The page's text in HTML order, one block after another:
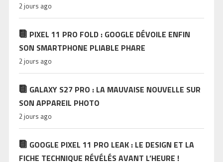
2 jours ago
PIXEL 11 PRO FOLD : GOOGLE DÉVOILE ENFIN
SON SMARTPHONE PLIABLE PHARE
2 jours ago
GALAXY S27 PRO : LA MAUVAISE NOUVELLE SUR
SON APPAREIL PHOTO
2 jours ago
GOOGLE PIXEL 11 PRO LEAK : LE DESIGN ET LA
FICHE TECHNIQUE RÉVÉLÉS AVANT L’HEURE !